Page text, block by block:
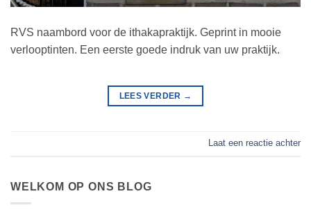
RVS naambord voor de ithakapraktijk. Geprint in mooie
verlooptinten. Een eerste goede indruk van uw praktijk.
LEES VERDER →
Laat een reactie achter
WELKOM OP ONS BLOG